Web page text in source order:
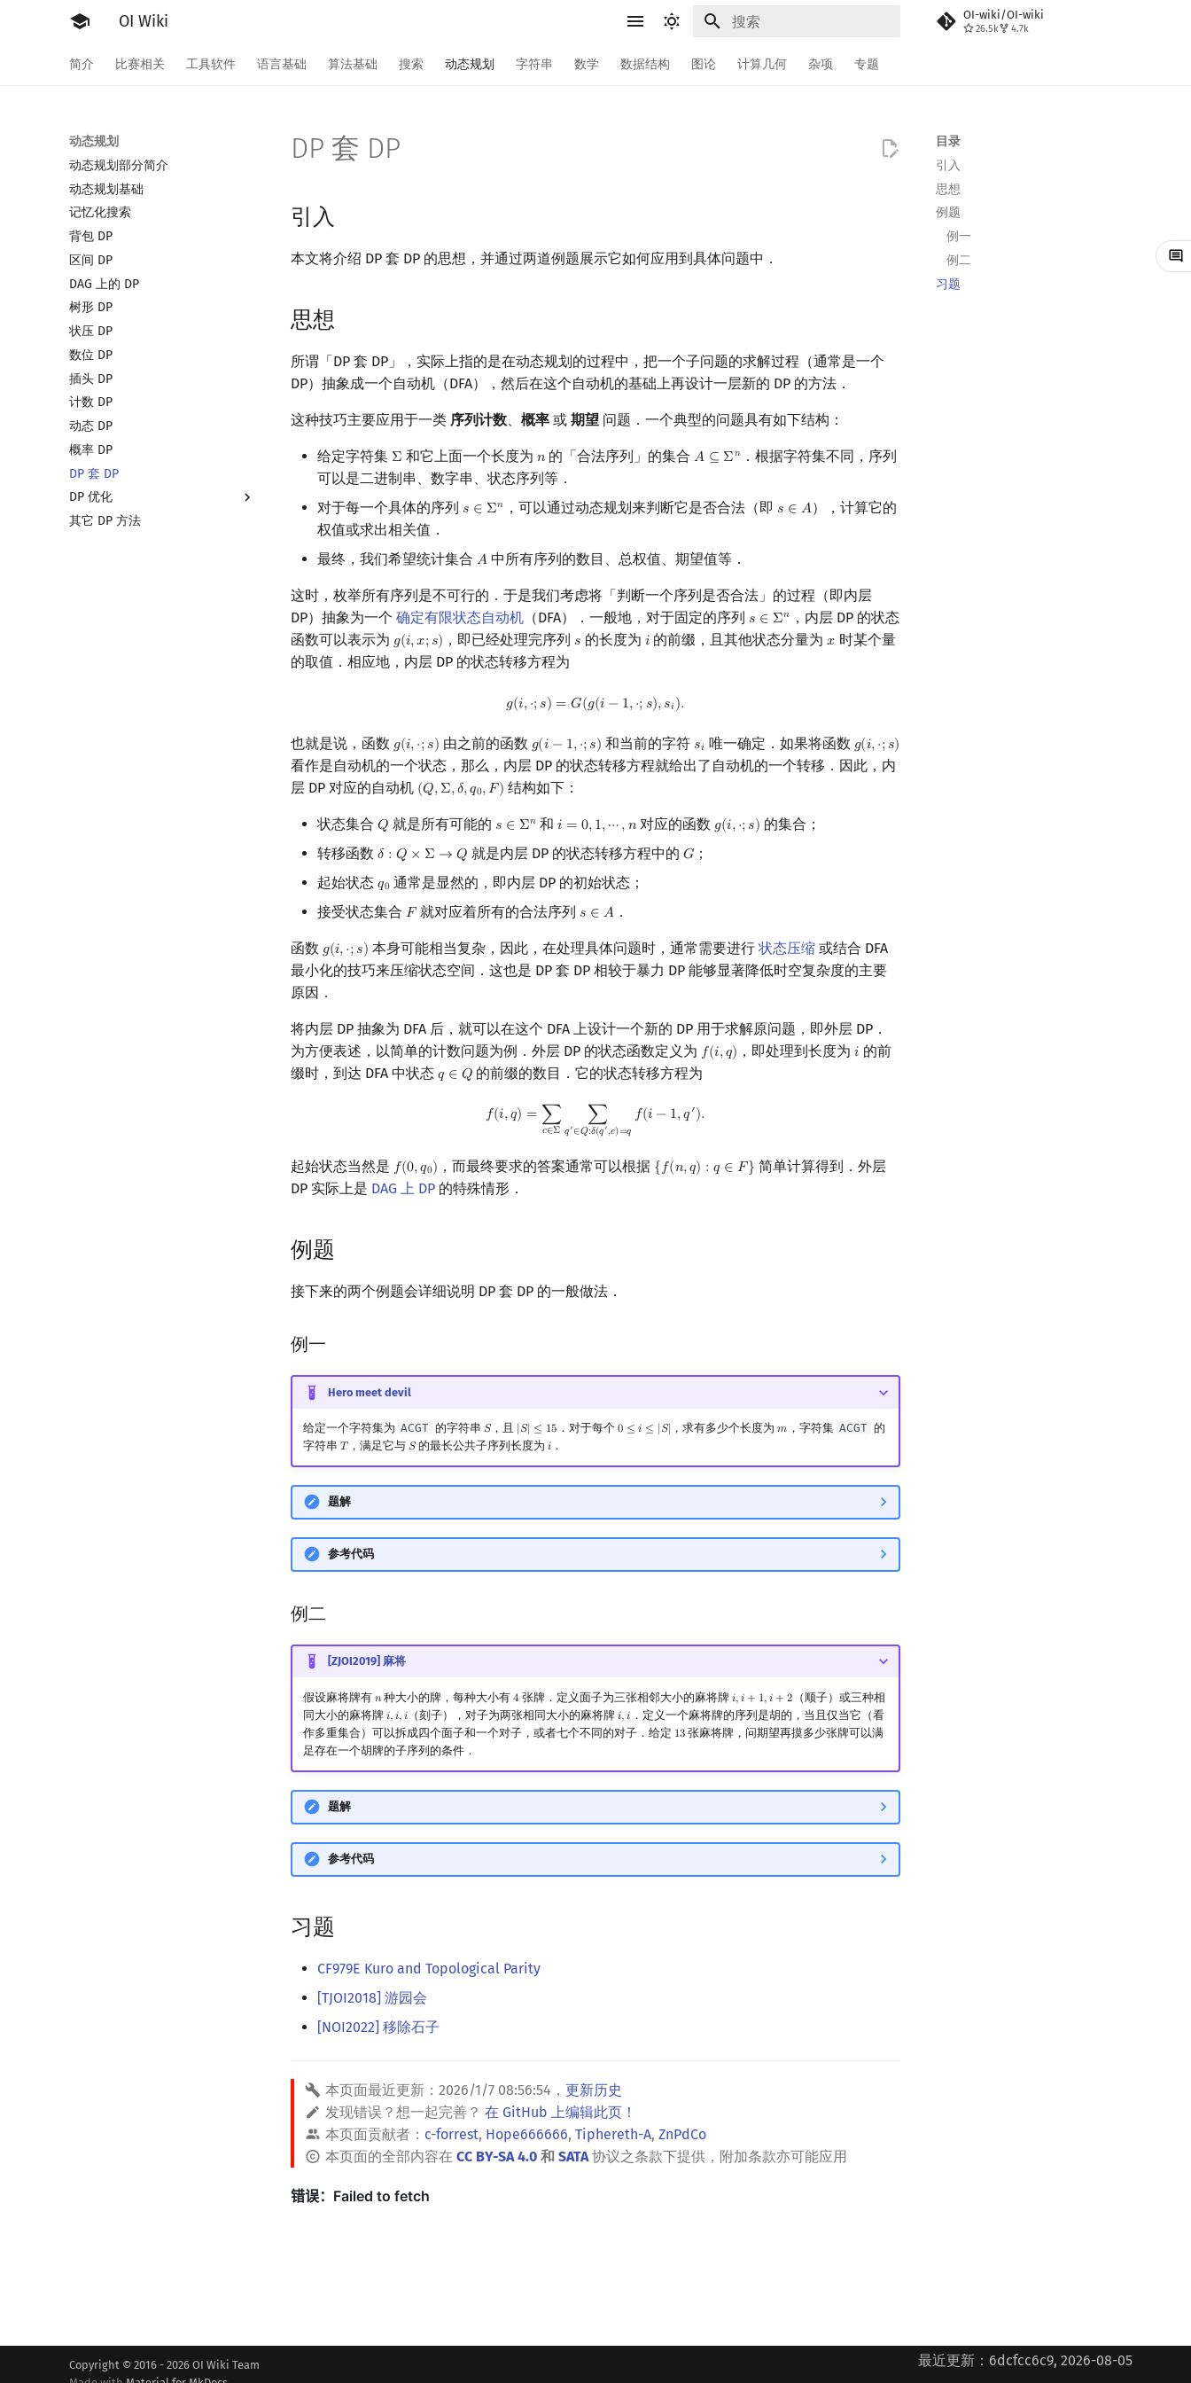
OI Wiki OI-wiki/OI-wiki
26.5k 4.7k
简介 比赛相关 工具软件 语言基础 算法基础 搜索 动态规划 字符串 数学 数据结构 图论 计算几何 杂项 专题
动态规划
动态规划部分简介
动态规划基础
记忆化搜索
背包 DP
区间 DP
DAG 上的 DP
树形 DP
状压 DP
数位 DP
插头 DP
计数 DP
动态 DP
概率 DP
DP 套 DP
DP 优化
DP 优化简介
其它 DP 方法
目录
引入
思想
例题
例一
例二
习题
DP 套 DP
引入
本文将介绍 DP 套 DP 的思想，并通过两道例题展示它如何应用到具体问题中．
思想
所谓「DP 套 DP」，实际上指的是在动态规划的过程中，把一个子问题的求解过程（通常是一个
DP）抽象成一个自动机（DFA），然后在这个自动机的基础上再设计一层新的 DP 的方法．
这种技巧主要应用于一类 序列计数、 概率 或 期望 问题．一个典型的问题具有如下结构：
给定字符集 Σ
Σ 和它上面一个长度为 𝑛
n 的「合法序列」的集合𝐴 ⊆ Σ𝑛
A⊆Σ n
．根据字符集不同，序列
可以是二进制串、数字串、状态序列等．
对于每一个具体的序列 𝑠 ∈ Σ𝑛
s ∈Σ n ，可以通过动态规划来判断它是否合法（即 𝑠 ∈ 𝐴
s∈A ），计算它的
权值或求出相关值．
最终，我们希望统计集合 𝐴
A 中所有序列的数目、总权值、期望值等．
这时，枚举所有序列是不可行的．于是我们考虑将「判断一个序列是否合法」的过程（即内层
DP）抽象为一个 确定有限状态自动机 （DFA）．一般地，对于固定的序列 𝑠 ∈ Σ𝑛
s ∈Σ n
，内层 DP 的状态
函数可以表示为 𝑔(𝑖,𝑥; 𝑠)
g(i,x;s ) ，即已经处理完序列 𝑠
s 的长度为 𝑖
i 的前缀，且其他状态分量为𝑥
x 时某个量
的取值．相应地，内层 DP 的状态转移方程为
𝑔(𝑖,⋅; 𝑠) = 𝐺(𝑔(𝑖 − 1,⋅; 𝑠),𝑠𝑖).
g (i,⋅ ;s) =G(g(i −1, ; ),s i).
也就是说，函数 𝑔(𝑖,⋅; 𝑠)
g(i,⋅ ;s ) 由之前的函数 𝑔(𝑖 − 1,⋅; 𝑠)
g(i−1,⋅ ;s) 和当前的字符 𝑠𝑖
si 唯一确定．如果将函数 𝑔(𝑖,⋅; 𝑠)
g(i,⋅ ;s )
看作是自动机的一个状态，那么，内层 DP 的状态转移方程就给出了自动机的一个转移．因此，内
层 DP 对应的自动机 (𝑄,Σ,𝛿,𝑞0,𝐹)
(Q,Σ,δ,q0,F) 结构如下：
状态集合 𝑄
Q 就是所有可能的 𝑠 ∈ Σ𝑛
s∈Σ n 和𝑖 = 0,1,⋯,𝑛
i =0 1,⋯, n 对应的函数 𝑔(𝑖,⋅; 𝑠)
g(i,⋅ ;s )
的集合；
转移函数 𝛿 : 𝑄 × Σ → 𝑄
δ Q×Σ→ Q 就是内层 DP 的状态转移方程中的 𝐺
G ；
起始状态 𝑞0
q0通常是显然的，即内层 DP 的初始状态；
接受状态集合 𝐹
F 就对应着所有的合法序列 𝑠 ∈ 𝐴
s ∈A ．
函数 𝑔(𝑖,⋅; 𝑠)
g(i,⋅ ;s ) 本身可能相当复杂，因此，在处理具体问题时，通常需要进行 状态压缩或结合 DFA
最小化的技巧来压缩状态空间．这也是 DP 套 DP 相较于暴力 DP 能够显著降低时空复杂度的主要
原因．
将内层 DP 抽象为 DFA 后，就可以在这个 DFA 上设计一个新的 DP 用于求解原问题，即外层 DP．
为方便表述，以简单的计数问题为例．外层 DP 的状态函数定义为 𝑓(𝑖,𝑞)
f(i,q) ，即处理到长度为𝑖
i 的前
缀时，到达 DFA 中状态 𝑞 ∈ 𝑄
q ∈ Q 的前缀的数目．它的状态转移方程为
𝑓(𝑖,𝑞) = ∑
𝑐∈Σ
∑
𝑞′∈𝑄:𝛿(𝑞′,𝑐)=𝑞
𝑓(𝑖 − 1,𝑞′).
f(i,q )= ∑c ∈Σ∑ Q:δ )=q f(i − ,q′)
起始状态当然是 𝑓(0,𝑞0)
f(0,q0) ，而最终要求的答案通常可以根据 {𝑓(𝑛,𝑞) : 𝑞 ∈ 𝐹}
{f(n,q):q ∈F }
简单计算得到．外层
DP 实际上是 DAG 上 DP 的特殊情形．
例题
接下来的两个例题会详细说明 DP 套 DP 的一般做法．
例一
Hero meet devil
给定一个字符集为 ACGT 的字符串 𝑆
S，且 |𝑆| ≤ 15
|S ≤15 ．对于每个 0 ≤ 𝑖 ≤ |𝑆|
0 ≤i≤ | S| ，求有多少个长度为𝑚
m ，字符集 ACGT 的
字符串 𝑇
T，满足它与 𝑆
S的最长公共子序列长度为 𝑖i ．
题解
参考代码
例二
[ZJOI2019] 麻将
假设麻将牌有 𝑛
n种大小的牌，每种大小有4
4 张牌．定义面子为三张相邻大小的麻将牌 𝑖,𝑖 + 1,𝑖 + 2
i,i+ 1,i +2
（顺子）或三种相
同大小的麻将牌 𝑖,𝑖,𝑖
i,i,i （刻子），对子为两张相同大小的麻将牌𝑖,𝑖
i, i ．定义一个麻将牌的序列是胡的，当且仅当它（看
作多重集合）可以拆成四个面子和一个对子，或者七个不同的对子．给定 13
13 张麻将牌，问期望再摸多少张牌可以满
足存在一个胡牌的子序列的条件．
题解
参考代码
习题
CF979E Kuro and Topological Parity
[TJOI2018] 游园会
[NOI2022] 移除石子
本页面最近更新： 2026/1/7 08:56:54 ， 更新历史
发现错误？想一起完善？ 在 GitHub 上编辑此页！
本页面贡献者： c-forrest, Hope666666, Tiphereth-A, ZnPdCo
本页面的全部内容在 CC BY-SA 4.0 和 SATA协议之条款下提供，附加条款亦可能应用
Copyright © 2016 - 2026 OI Wiki Team
最近更新：6dcfcc6c9, 2026-08-05